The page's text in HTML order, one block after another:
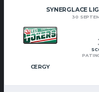
SYNERGLACE
30
CERGY